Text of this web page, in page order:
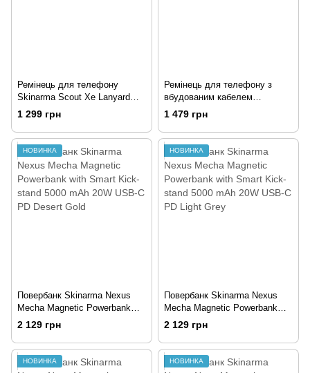
Ремінець для телефону
Skinarma Scout Xe Lanyard
(2.54 cm Width) Orange
1 299 грн
Ремінець для телефону з
вбудованим кабелем
Skinarma Dyno VE Lanyard
with Integrated USB-C to USB-
C Cable Birch
1 479 грн
НОВИНКА
Повербанк Skinarma Nexus
Mecha Magnetic Powerbank
with Smart Kick-stand 5000
mAh 20W USB-C PD Desert
Gold
2 129 грн
НОВИНКА
Повербанк Skinarma Nexus
Mecha Magnetic Powerbank
with Smart Kick-stand 5000
mAh 20W USB-C PD Light
Grey
2 129 грн
НОВИНКА НОВИНКА